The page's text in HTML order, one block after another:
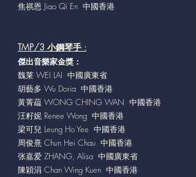
焦祺恩 Jiao Qi En 中國香港
TMP/3 小鋼琴手 :
傑出音樂家金獎：
魏莱 WEI LAI 中國廣東省
胡藝多 Wu Doria 中國香港
黃菁藴 WONG CHING WAN 中國香港
汪籽妮 Renee Wong 中國香港
梁可兒 Leung Ho Yee 中國香港
周俊熹 Chun Hei Chau 中國香港
张嘉爱 ZHANG, Alisa 中國廣東省
陳穎涓 Chan Wing Kuen 中國香港